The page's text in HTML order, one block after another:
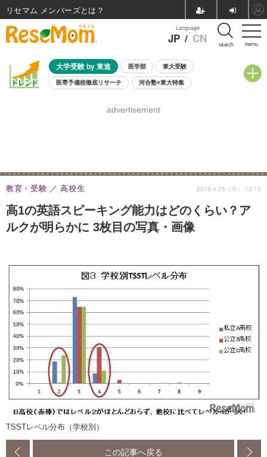
menu
Language
JP / CN search
大学受験 by 東進 医学部 東大受験
医専予備校徹底リサーチ 河合塾×東大特集
8月開催学校説明会・相談会
advertisement
高1の英語スピーキング能力はどのくらい？ア
ルクが明らかに 3枚目の写真・画像
教育・受験 高校生 2016.4.25（月） 12:15
TSSTレベル分布（学校別）
この記事へ戻る
リセマム メンバーズ